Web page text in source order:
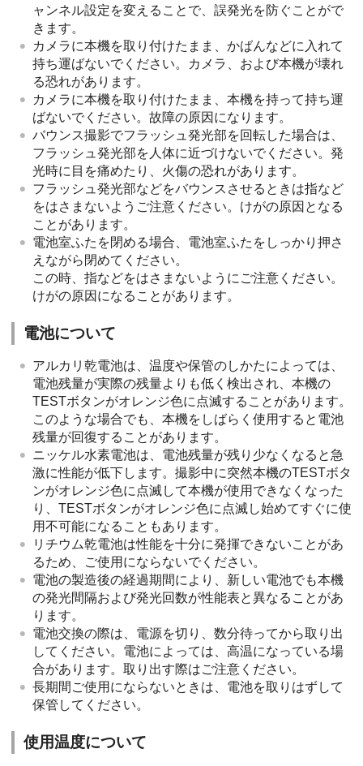
ャンネル設定を変えることで、誤発光を防ぐことがで
きます。
カメラに本機を取り付けたまま、かばんなどに入れて
持ち運ばないでください。カメラ、および本機が壊れ
る恐れがあります。
カメラに本機を取り付けたまま、本機を持って持ち運
ばないでください。故障の原因になります。
バウンス撮影でフラッシュ発光部を回転した場合は、
フラッシュ発光部を人体に近づけないでください。発
光時に目を痛めたり、火傷の恐れがあります。
フラッシュ発光部などをバウンスさせるときは指など
をはさまないようご注意ください。けがの原因となる
ことがあります。
電池室ふたを閉める場合、電池室ふたをしっかり押さ
えながら閉めてください。
この時、指などをはさまないようにご注意ください。
けがの原因になることがあります。
電池について
アルカリ乾電池は、温度や保管のしかたによっては、
電池残量が実際の残量よりも低く検出され、本機の
TESTボタンがオレンジ色に点滅することがあります。
このような場合でも、本機をしばらく使用すると電池
残量が回復することがあります。
ニッケル水素電池は、電池残量が残り少なくなると急
激に性能が低下します。撮影中に突然本機のTESTボタ
ンがオレンジ色に点滅して本機が使用できなくなった
り、TESTボタンがオレンジ色に点滅し始めてすぐに使
用不可能になることもあります。
リチウム乾電池は性能を十分に発揮できないことがあ
るため、ご使用にならないでください。
電池の製造後の経過期間により、新しい電池でも本機
の発光間隔および発光回数が性能表と異なることがあ
ります。
電池交換の際は、電源を切り、数分待ってから取り出
してください。電池によっては、高温になっている場
合があります。取り出す際はご注意ください。
長期間ご使用にならないときは、電池を取りはずして
保管してください。
使用温度について